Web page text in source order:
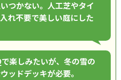
つかない。人工芝やタイ
れ不要で美しい庭にした
楽しみたいが、冬の雪の
ッドデッキが必要。